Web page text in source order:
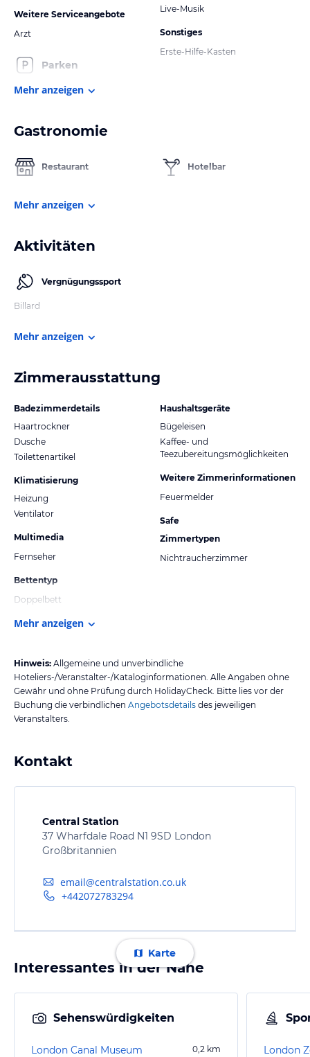
Weitere Serviceangebote
Arzt
Parken
Live-Musik
Sonstiges
Erste-Hilfe-Kasten
Mehr anzeigen
Gastronomie
Restaurant Hotelbar
Mehr anzeigen
Aktivitäten
Vergnügungssport
Billard
Mehr anzeigen
Zimmerausstattung
Badezimmerdetails
Haartrockner
Dusche
Toilettenartikel
Klimatisierung
Heizung
Ventilator
Multimedia
Fernseher
Bettentyp
Doppelbett
Haushaltsgeräte
Bügeleisen
Kaffee- und
Teezubereitungsmöglichkeiten
Weitere Zimmerinformationen
Feuermelder
Safe
Zimmertypen
Nichtraucherzimmer
Mehr anzeigen
Hinweis: Allgemeine und unverbindliche
Hoteliers-/Veranstalter-/Kataloginformationen. Alle Angaben ohne
Gewähr und ohne Prüfung durch HolidayCheck. Bitte lies vor der
Buchung die verbindlichen Angebotsdetails des jeweiligen
Veranstalters.
Kontakt
Central Station
37 Wharfdale Road N1 9SD London
Großbritannien
email@centralstation.co.uk
+442072783294
Karte
Interessantes in der Nähe
Sehenswürdigkeiten
London Canal Museum 0,2 km London